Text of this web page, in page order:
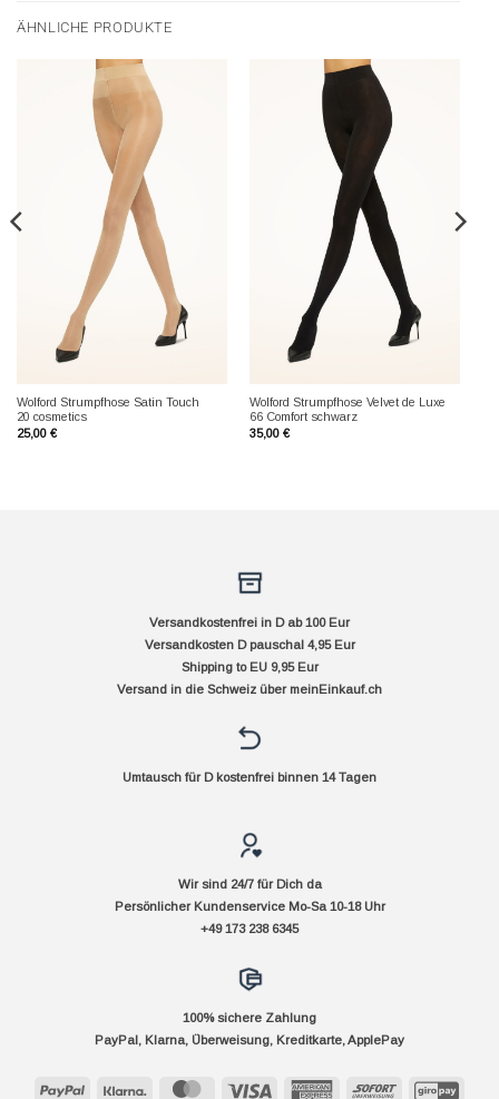
ÄHNLICHE PRODUKTE
Wolford Strumpfhose Satin Touch
20 cosmetics
25,00 €
Wolford Strumpfhose Velvet de Luxe
66 Comfort schwarz
35,00 €
Versandkostenfrei in D ab 100 Eur
Versandkosten D pauschal 4,95 Eur
Shipping to EU 9,95 Eur
Versand in die Schweiz über meinEinkauf.ch
Umtausch für D kostenfrei binnen 14 Tagen
Wir sind 24/7 für Dich da
Persönlicher Kundenservice Mo-Sa 10-18 Uhr
+49 173 238 6345
100% sichere Zahlung
PayPal, Klarna, Überweisung, Kreditkarte, ApplePay
PayPal Klarna MasterCard Visa
AmericanSofort